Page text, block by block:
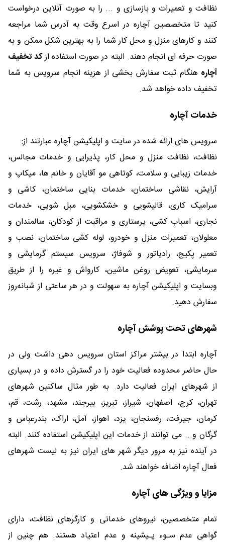
نظافت و تعمیرات و بازسازی و ... را به صورت آنلاین درخواست
کنید تا متخصصین آچاره در اسرع وقت به آدرس شما مراجعه
کنند و کارهای منزل و محل کار شما را به بهترین شکل ممکن و به
صورت حرفه ای انجام دهند. البته در صورت استفاده ازکد تخفیف
آچاره هنگام ثبت سفارش بخشی از هزینه انجام سرویس به شما
تخفیف داده خواهد شد.
خدمات آچاره
سرویس های ارائه شده در سایت و اپلیکیشن آچاره عبارتند از:
نظافت، نظافت منزل و محل کار، پذیرایی و خدمات مجالس،
خدمات زیبایی و سلامت، کوتاهی مو آقایان و خانم ها، میکاپ و
آرایش، نقاشی ساختمان، خدمات بنایی ساختمان، کاشی و
سرامیک کاری، قالیشویی و خشکشویی، مبل شویی، خدمات
نجاری، اسباب کشی، پرستاری و مراقبت از کودکان، سالمندان و
معلولان، تعمیرات منزل و خودرو، لوله کشی ساختمان، نصب و
تعمیر پکیج، رادیاتور و شوفاژ، سرویس سیستم گرمایشی و
سرمایشی، تعویض روغن ماشین، کارواش و غیره را از طریق
وبسایت و اپلیکیشن آچاره به سهولت و در هر ساعتی از شبانه‌روز
سفارش دهید.
شهرهای تحت پوشش آچاره
آچاره ابتدا در بیشتر مراکز استان سرویس دهی داشت ولی در
حال حاضر محدوده فعالیت خود را در گسترش داده و در بسیاری
از شهرهای ایران فعالیت دارد. به طور مثال ساکنین شهرهای
تهران، کرج، اصفهان، شیراز، تبریز، بیرجند، مشهد، رشت، قم،
کرمان، جیرفت، رفسنجان، یزد، اهواز، آمل، اراک، بندرعباس و
گرگان و... می توانند از خدمات این اپلیکیشن استفاده کنند. البته
در آینده نیز به مرور دیگر شهر های ایران نیز به لیست شهرهای
فعال آچاره اضافه خواهند شد.
مزایا و ویژگی های آچاره
تمام متخصصین، نیروهای خدماتی و کارگرهای نظافت، دارای
گواهی عدم سـوء پـیشینه و عدم اعتیاد هستند. هم چنین از